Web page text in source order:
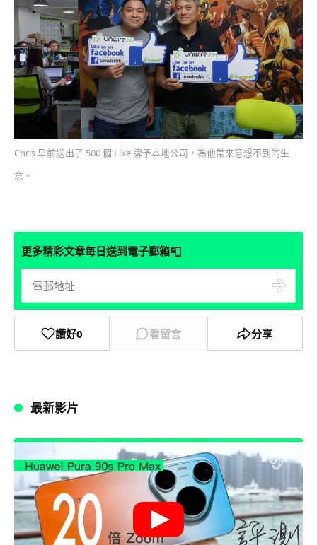
Chris 早前送出了 500 個 Like 牌予本地公司，為他帶來意想不到的生
意。
更多精彩文章每日送到電子郵箱📮
讚好0 看留言 分享
最新影片